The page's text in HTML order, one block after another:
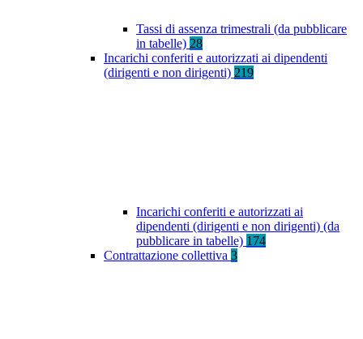
Tassi di assenza trimestrali (da pubblicare
in tabelle) 28
Incarichi conferiti e autorizzati ai dipendenti
(dirigenti e non dirigenti) 219
Incarichi conferiti e autorizzati ai
dipendenti (dirigenti e non dirigenti) (da
pubblicare in tabelle) 174
Contrattazione collettiva 3